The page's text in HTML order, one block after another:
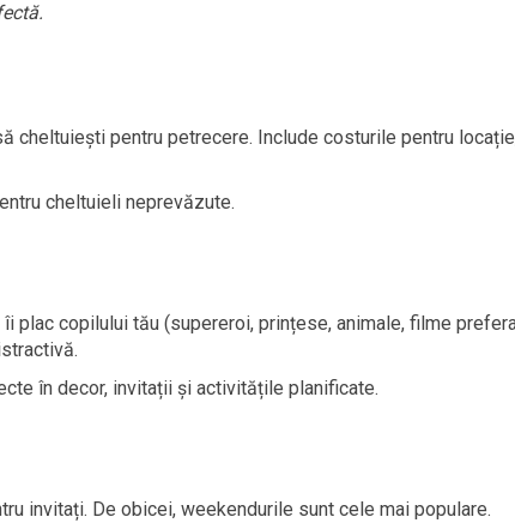
cheltuiești pentru petrecere. Include costurile pentru
cheltuieli neprevăzute.
plac copilului tău (supereroi, prințese, animale, filme
în decor, invitații și activitățile planificate.
invitați. De obicei, weekendurile sunt cele mai populare.